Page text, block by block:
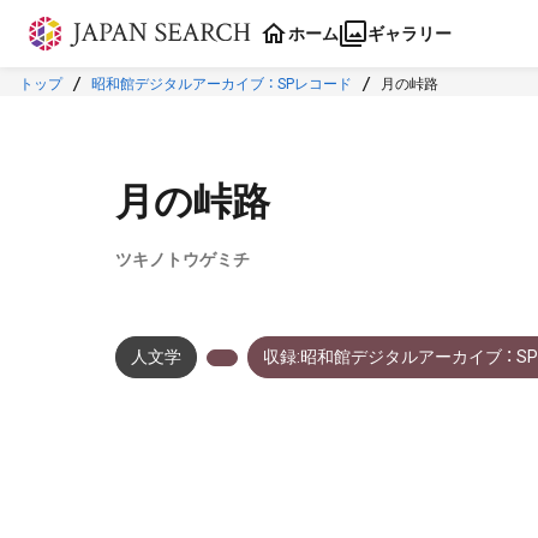
本文に飛ぶ
ホーム ギャラリー
トップ 昭和館デジタルアーカイブ ： SPレコード 月の峠路
月の峠路
ツキノトウゲミチ
人文学 収録:昭和館デジタルアーカイブ ：